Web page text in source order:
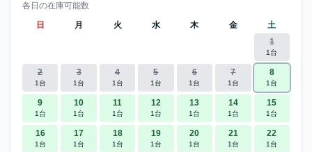
各日の在庫可能数
日
月 火 水 木 金
土
1
1台
2
1台
3
1台
4
1台
5
1台
6
1台
7
1台
8
1台
9
1台
10
1台
11
1台
12
1台
13
1台
14
1台
15
1台
16
1台
17
1台
18
1台
19
1台
20
1台
21
1台
22
1台